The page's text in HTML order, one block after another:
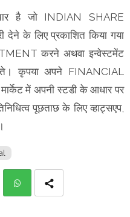
है जो INDIAN SHARE
के लिए प्रकाशित किया गया
करने अथवा इन्वेस्टमेंट
कृपया अपने FINANCIAL
में अपनी स्टडी के आधार पर
पूछताछ के लिए व्हाट्सएप,